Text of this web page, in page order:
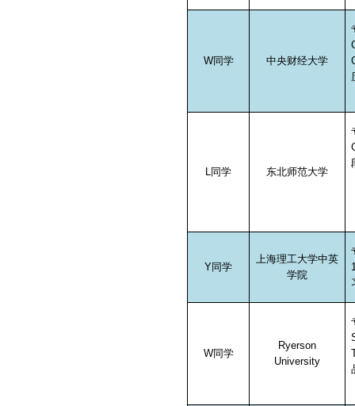
W同学 中央财经大学
L同学 东北师范大学
Y同学
上海理工大学中英
学院
W同学
Ryerson
University